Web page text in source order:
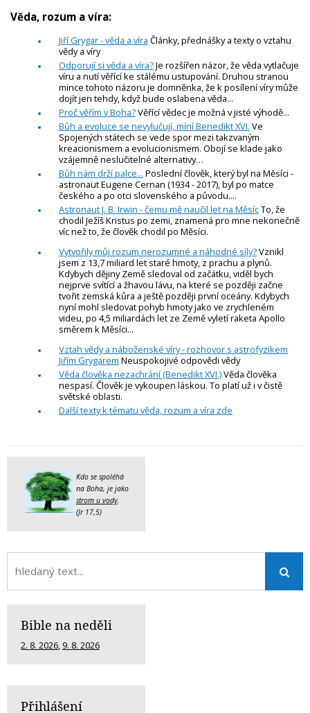
Věda, rozum a víra:
Jiří Grygar - věda a víra Články, přednášky a texty o vztahu
vědy a víry
Odporují si věda a víra?Je rozšířen názor, že věda vytlačuje
víru a nutí věřící ke stálému ustupování. Druhou stranou
mince tohoto názoru je domněnka, že k posílení víry může
dojít jen tehdy, když bude oslabena věda...
Proč věřím v Boha?Věřící vědec je možná v jisté výhodě...
Bůh a evoluce se nevylučují, míní Benedikt XVI. Ve
Spojených státech se vede spor mezi takzvaným
kreacionismem a evolucionismem. Obojí se klade jako
vzájemně neslučitelné alternativy…
Bůh nám drží palce... Poslední člověk, který byl na Měsíci -
astronaut Eugene Cernan (1934 - 2017), byl po matce
českého a po otci slovenského a původu....
Astronaut J. B. Irwin - čemu mě naučil let na MěsícTo, že
chodil Ježíš Kristus po zemi, znamená pro mne nekonečně
víc než to, že člověk chodil po Měsíci.
Vytvořily můj rozum nerozumné a náhodné síly?Vznikl
jsem z 13,7 miliard let staré hmoty, z prachu a plynů.
Kdybych dějiny Země sledoval od začátku, viděl bych
nejprve svítící a žhavou lávu, na které se později začne
tvořit zemská kůra a ještě později první oceány. Kdybych
nyní mohl sledovat pohyb hmoty jako ve zrychleném
videu, po 4,5 miliardách let ze Země vyletí raketa Apollo
směrem k Měsíci...
Vztah vědy a náboženské víry - rozhovor s astrofyzikem
Jiřím Grygarem Neuspokojivé odpovědi vědy
Věda člověka nezachrání (Benedikt XVI.)Věda člověka
nespasí. Člověk je vykoupen láskou. To platí už i v čistě
světské oblasti.
Další texty k tématu věda, rozum a víra zde
Kdo se spoléhá
na Boha, je jako
strom u vody.
(Jr 17,5)
Bible na neděli
2. 8. 2026, 9. 8. 2026
Přihlášení